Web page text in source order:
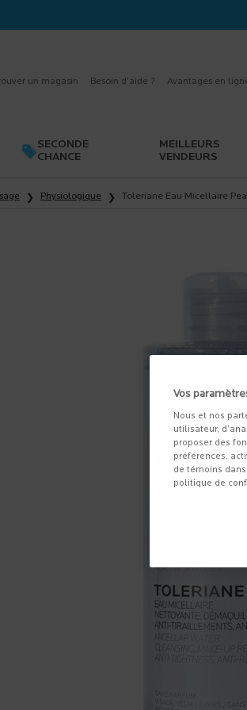
un magasin Besoin d'aide ? Avantages en
SECONDE
CHANCE
MEILLEURS
VENDEURS
Physiologique Toleriane Eau Micellaire
Vos
Nous et nos
utilisateur,
proposer des
préférences,
de témoins
politique de